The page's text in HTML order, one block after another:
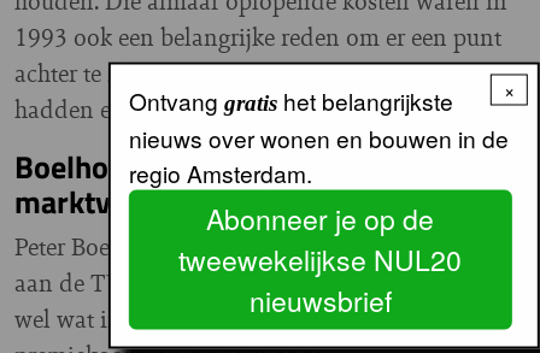
1993 ook een belangrijke reden om er een punt
achter te zetten. Honderdduizenden starters
hadden er in die zestien jaar van geprofiteerd.
Boelhouwer: 'Amper
marktverstoring'
Peter Boelhouwer, hoogleraar Housing Systems
aan de TU Delft en directeur van het OTB, ziet
wel wat in de terugkeer van de
×
Ontvang gratishet belangrijkste
nieuws over wonen en bouwen in de
regio Amsterdam.
Abonneer je op de
tweewekelijkse NUL20
nieuwsbrief